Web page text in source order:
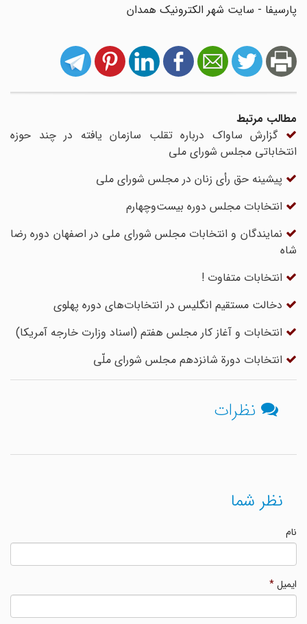
پارسیفا - سایت شهر الکترونیک همدان
مطالب مرتبط
گزارش ساواک درباره تقلب سازمان یافته در چند حوزه
انتخاباتی مجلس شورای ملی
پیشینه حق رأی زنان در مجلس شورای ملی
انتخابات مجلس دوره‌ بیست‌وچهارم
نمایندگان و انتخابات مجلس شورای ملی در اصفهان دوره رضا
شاه
انتخابات متفاوت !
دخالت مستقیم انگلیس در انتخابات‌های دوره پهلوی
انتخابات و آغاز کار مجلس هفتم (اسناد وزارت خارجه آمریکا)
انتخابات دورة شانزدهم مجلس شوراى ملّى
نظرات
نظر شما
ایمیل*